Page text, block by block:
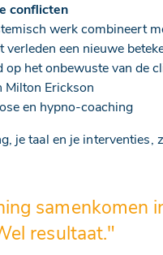
conflicten
werk combineert
een nieuwe
op het onbewuste van de
Milton Erickson
en hypno-coaching
je taal en je
samenkomen
resultaat."